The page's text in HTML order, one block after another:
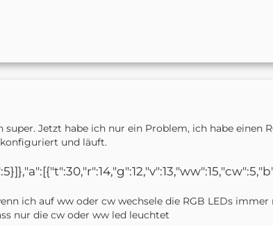
Jetzt habe ich nur ein Problem, ich habe einen
und läuft.
ich auf ww oder cw wechsele die RGB LEDs immer
nur die cw oder ww led leuchtet